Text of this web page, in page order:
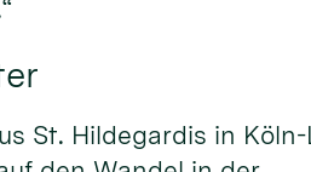
St. Hildegardis in